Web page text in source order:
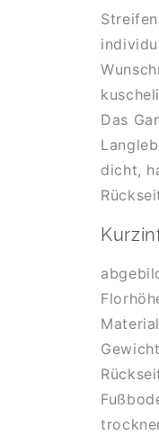
Das
dicht,